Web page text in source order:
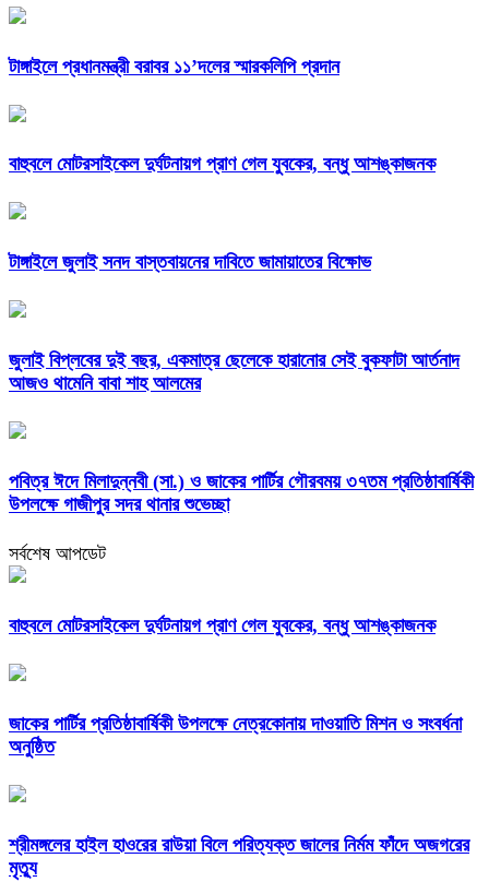
টাঙ্গাইলে প্রধানমন্ত্রী বরাবর ১১’দলের স্মারকলিপি প্রদান
বাহুবলে মোটরসাইকেল দুর্ঘটনায়গ প্রাণ গেল যুবকের, বন্ধু আশঙ্কাজনক
টাঙ্গাইলে জুলাই সনদ বাস্তবায়নের দাবিতে জামায়াতের বিক্ষোভ
জুলাই বিপ্লবের দুই বছর, একমাত্র ছেলেকে হারানোর সেই বুকফাটা আর্তনাদ
আজও থামেনি বাবা শাহ আলমের
পবিত্র ঈদে মিলাদুন্নবী (সা.) ও জাকের পার্টির গৌরবময় ৩৭তম প্রতিষ্ঠাবার্ষিকী
উপলক্ষে গাজীপুর সদর থানার শুভেচ্ছা
সর্বশেষ আপডেট
বাহুবলে মোটরসাইকেল দুর্ঘটনায়গ প্রাণ গেল যুবকের, বন্ধু আশঙ্কাজনক
জাকের পার্টির প্রতিষ্ঠাবার্ষিকী উপলক্ষে নেত্রকোনায় দাওয়াতি মিশন ও সংবর্ধনা
অনুষ্ঠিত
শ্রীমঙ্গলের হাইল হাওরের রাউয়া বিলে পরিত্যক্ত জালের নির্মম ফাঁদে অজগরের
মৃত্যু